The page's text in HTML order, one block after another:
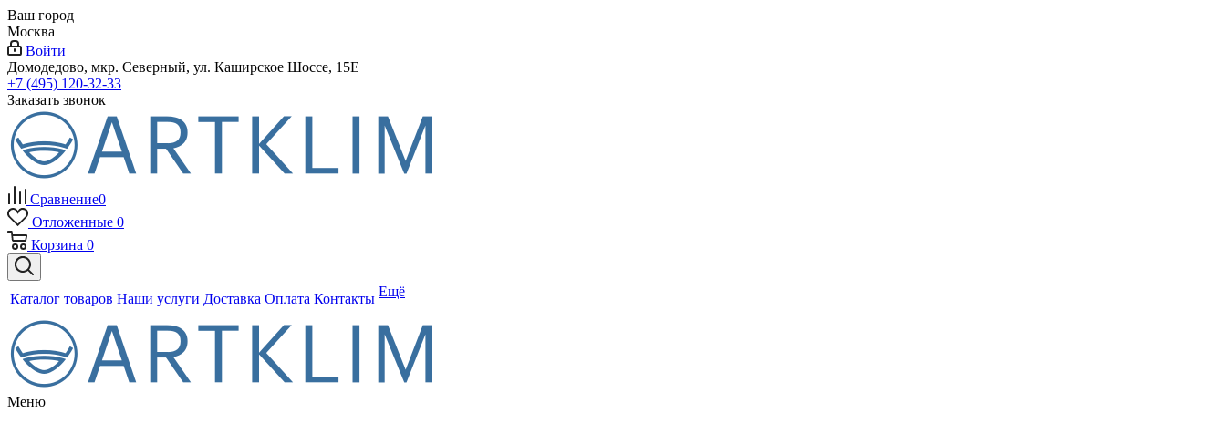
Ваш город
Москва
Войти
Домодедово, мкр. Северный, ул. Каширское Шоссе, 15Е
+7 (495) 120-32-33
Заказать звонок
Сравнение0
Отложенные 0
Корзина 0
Каталог товаров Наши услуги Доставка Оплата Контакты Ещё
Меню